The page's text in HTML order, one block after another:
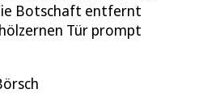
Botschaft entfernt
Tür prompt